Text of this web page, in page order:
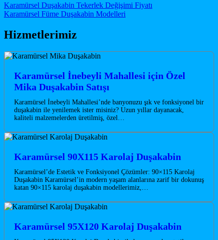
Post navigation
Karamürsel Duşakabin Tekerlek Değişimi Fiyatı
Karamürsel Füme Duşakabin Modelleri
Hizmetlerimiz
Karamürsel İnebeyli Mahallesi için Özel
Mika Duşakabin Satışı
Karamürsel İnebeyli Mahallesi’nde banyonuzu şık ve fonksiyonel bir
duşakabin ile yenilemek ister misiniz? Uzun yıllar dayanacak,
kaliteli malzemelerden üretilmiş, özel…
Karamürsel 90X115 Karolaj Duşakabin
Karamürsel’de Estetik ve Fonksiyonel Çözümler: 90×115 Karolaj
Duşakabin Karamürsel’in modern yaşam alanlarına zarif bir dokunuş
katan 90×115 karolaj duşakabin modellerimiz,…
Karamürsel 95X120 Karolaj Duşakabin